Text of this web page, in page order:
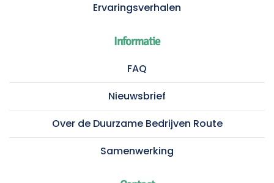
Ervaringsverhalen
Informatie
FAQ
Nieuwsbrief
Over de Duurzame Bedrijven Route
Samenwerking